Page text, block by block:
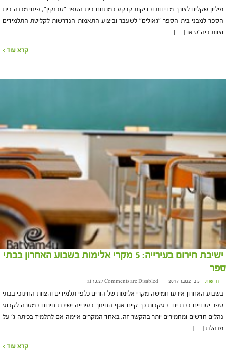
מיליון שקלים לצורך מדידות ובדיקות קרקע במתחם בית הספר "טבנקין", פינוי מבנה בית
הספר למבני בית הספר "גאולים" לשעבר וביצוע התאמות הנדרשות לקליטת התלמידים
וצוות ביה"ס או […]
קרא עוד ›
ישיבת חירום בעירייה: 5 מקרי אלימות בשבוע האחרון בבתי
ספר
חדשות 5 בדצמבר 2017 at 13:27 Comments are Disabled
בשבוע האחרון אירעו חמישה מקרי אלימות של הורים כלפי תלמידים והצוות החינוכי בבתי
ספר יסודיים בבת ים. בעקבות כך קיים אגף החינוך בעירייה ישיבת חירום במטרה לקבוע
נהלים חדשים ומחמירים יותר בהקשר זה. באחד המקרים איימה אם לתלמיד בכיתה ג' על
מנהלת […]
קרא עוד ›